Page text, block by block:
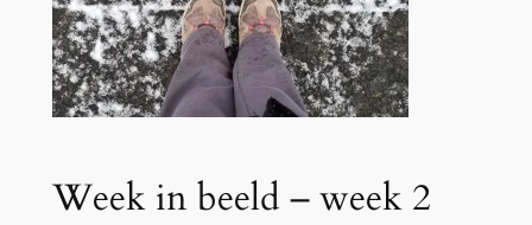
Week in beeld – week 2